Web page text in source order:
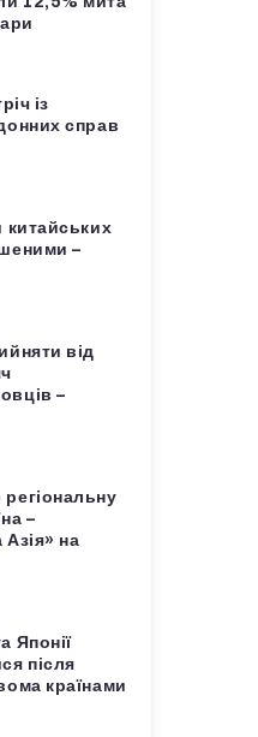
із
справ
китайських
–
від
–
–
Азія» на
Японії
після
країнами